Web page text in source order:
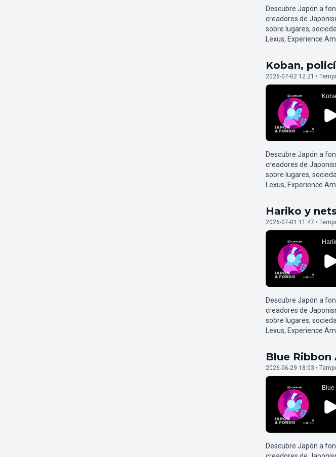
Descubre Japón a
creadores de
sobre lugares,
Lexus, Experience
Koban,
2026-07-02 12:21 •
Descubre Japón a
creadores de
sobre lugares,
Lexus, Experience
Hariko y
2026-07-01 11:47 •
Descubre Japón a
creadores de
sobre lugares,
Lexus, Experience
Blue Ribbon
2026-06-29 18:03 •
Descubre Japón a